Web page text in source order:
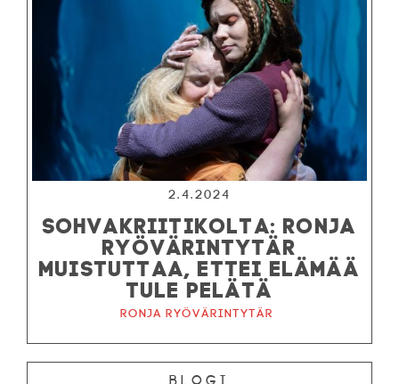
2.4.2024
SOHVAKRIITIKOLTA: RONJA
RYÖVÄRINTYTÄR
MUISTUTTAA, ETTEI ELÄMÄÄ
TULE PELÄTÄ
Ronja ryövärintytär
Blogi